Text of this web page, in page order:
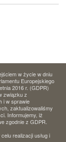
w życie w dniu
Europejskiego
2016 r. (GDPR)
związku z
i w sprawie
zaktualizowaliśmy
Informujemy, iż
zgodnie z GDPR.
realizacji usług i